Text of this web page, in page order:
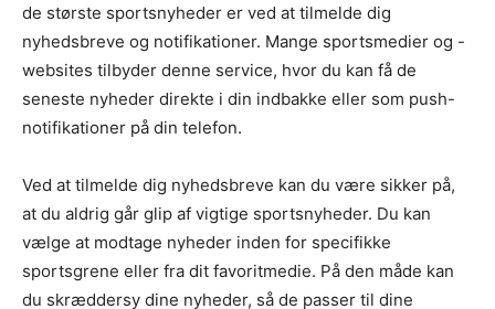
de største sportsnyheder er ved at tilmelde dig
nyhedsbreve og notifikationer. Mange sportsmedier og -
websites tilbyder denne service, hvor du kan få de
seneste nyheder direkte i din indbakke eller som push-
notifikationer på din telefon.
Ved at tilmelde dig nyhedsbreve kan du være sikker på,
at du aldrig går glip af vigtige sportsnyheder. Du kan
vælge at modtage nyheder inden for specifikke
sportsgrene eller fra dit favoritmedie. På den måde kan
du skræddersy dine nyheder, så de passer til dine